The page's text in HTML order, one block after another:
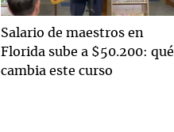
Salario de maestros en
Florida sube a $50.200: qué
cambia este curso